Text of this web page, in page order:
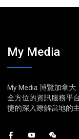
My Media
My Media 博覽加拿
全方位的資訊服務平
捷的深入瞭解當地的